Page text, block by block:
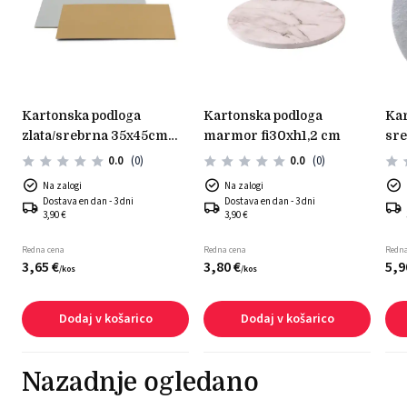
kartonska podloga
zlata/srebrna 35x45cm
0,15cm
0.0 (0)
Na zalogi
Dostava en dan - 3 dni
3,90 €
Redna cena
3,65€/kos
Dodaj v košarico
kartonska podloga
marmor fi30xh1,2 cm
0.0 (0)
Na zalogi
Dostava en dan - 3 dni
3,90 €
Redna cena
3,80€/kos
Dodaj v košarico
kartonska podloga
5,
Nazadnje ogledano